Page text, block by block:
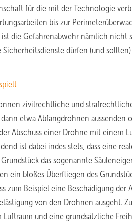
für die mit der Technologie
bis zur
die Gefahrenabwehr nämlich nicht
dürfen (und
zivilrechtliche und
etwa Abfangdrohnen aussenden
Abschuss einer Drohne mit einem
ist dabei indes stets, dass eine
das sogenannte
ein bloßes Überfliegen des
zum Beispiel eine Beschädigung der
von den Drohnen ausgeht.
Luftraum und eine grundsätzliche